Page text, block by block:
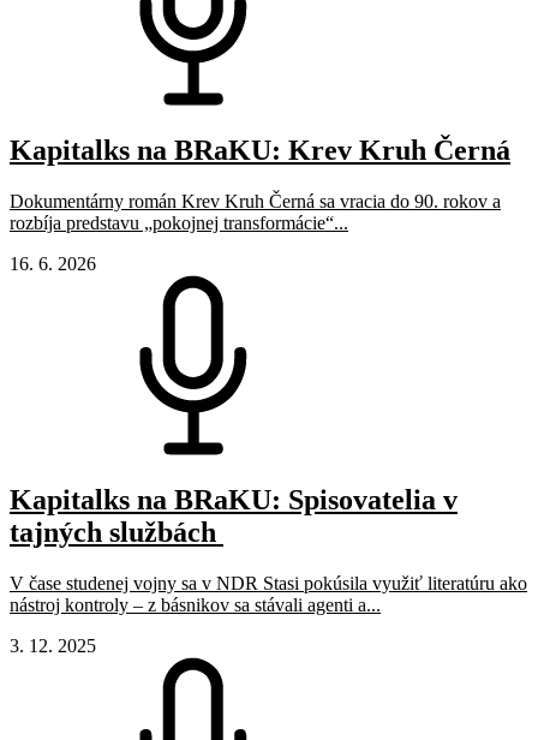
Kapitalks na BRaKU: Krev Kruh Černá
Dokumentárny román Krev Kruh Černá sa vracia do 90. rokov a
rozbíja predstavu „pokojnej transformácie“...
16. 6. 2026
Kapitalks na BRaKU: Spisovatelia v
tajných službách
V čase studenej vojny sa v NDR Stasi pokúsila využiť literatúru ako
nástroj kontroly – z básnikov sa stávali agenti a...
3. 12. 2025